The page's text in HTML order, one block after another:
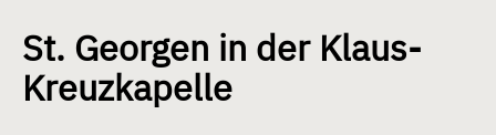
St. Georgen in der Klaus-
Kreuzkapelle